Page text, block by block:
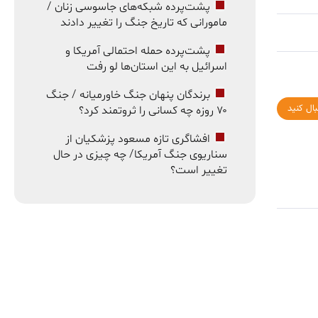
کنید
پشت‌پرده شبکه‌های جاسوسی زنان /
مامورانی که تاریخ جنگ را تغییر دادند
پشت‌پرده حمله احتمالی آمریکا و
اسرائیل به این استان‌ها لو رفت
برندگان پنهان جنگ خاورمیانه / جنگ
۷۰ روزه چه کسانی را ثروتمند کرد؟
افشاگری تازه مسعود پزشکیان از
سناریوی جنگ آمریکا/ چه چیزی در حال
تغییر است؟